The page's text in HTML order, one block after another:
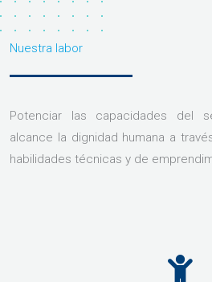
Nuestra labor
Potenciar las capacidades del
alcance la dignidad humana a
habilidades técnicas y de